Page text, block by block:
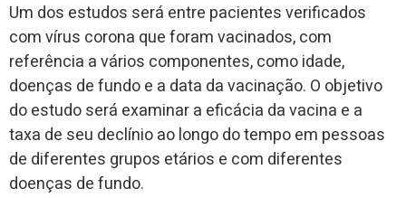
Um dos estudos será entre pacientes verificados
com vírus corona que foram vacinados, com
referência a vários componentes, como idade,
doenças de fundo e a data da vacinação. O objetivo
do estudo será examinar a eficácia da vacina e a
taxa de seu declínio ao longo do tempo em pessoas
de diferentes grupos etários e com diferentes
doenças de fundo.